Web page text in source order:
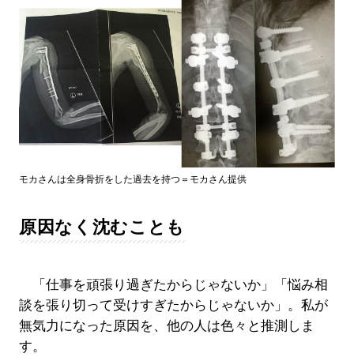
モカさんは全身骨折をした過去を持つ＝モカさん提供
原因なく沈むことも
「仕事を頑張り過ぎたからじゃないか」「悩み相
談を張り切って受けすぎたからじゃないか」。私が
無気力になった原因を、他の人は色々と推測しま
す。